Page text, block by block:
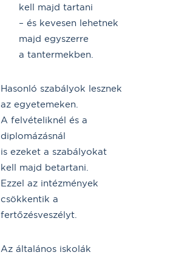
kell majd tartani
– és kevesen lehetnek
majd egyszerre
a tantermekben.
Hasonló szabályok lesznek
az egyetemeken.
A felvételiknél és a
diplomázásnál
is ezeket a szabályokat
kell majd betartani.
Ezzel az intézmények
csökkentik a
fertőzésveszélyt.
Az általános iskolák